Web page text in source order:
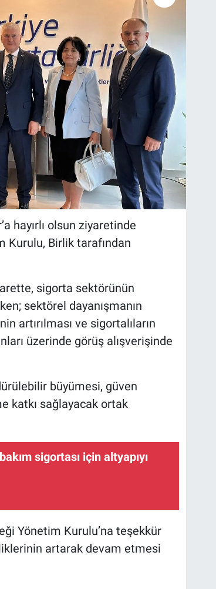
hayırlı olsun ziyaretinde
Kurulu, Birlik tarafından
sigorta sektörünün
sektörel dayanışmanın
artırılması ve sigortalıların
üzerinde görüş alışverişinde
büyümesi, güven
katkı sağlayacak ortak
sigortası için altyapıyı
Yönetim Kurulu’na teşekkür
artarak devam etmesi